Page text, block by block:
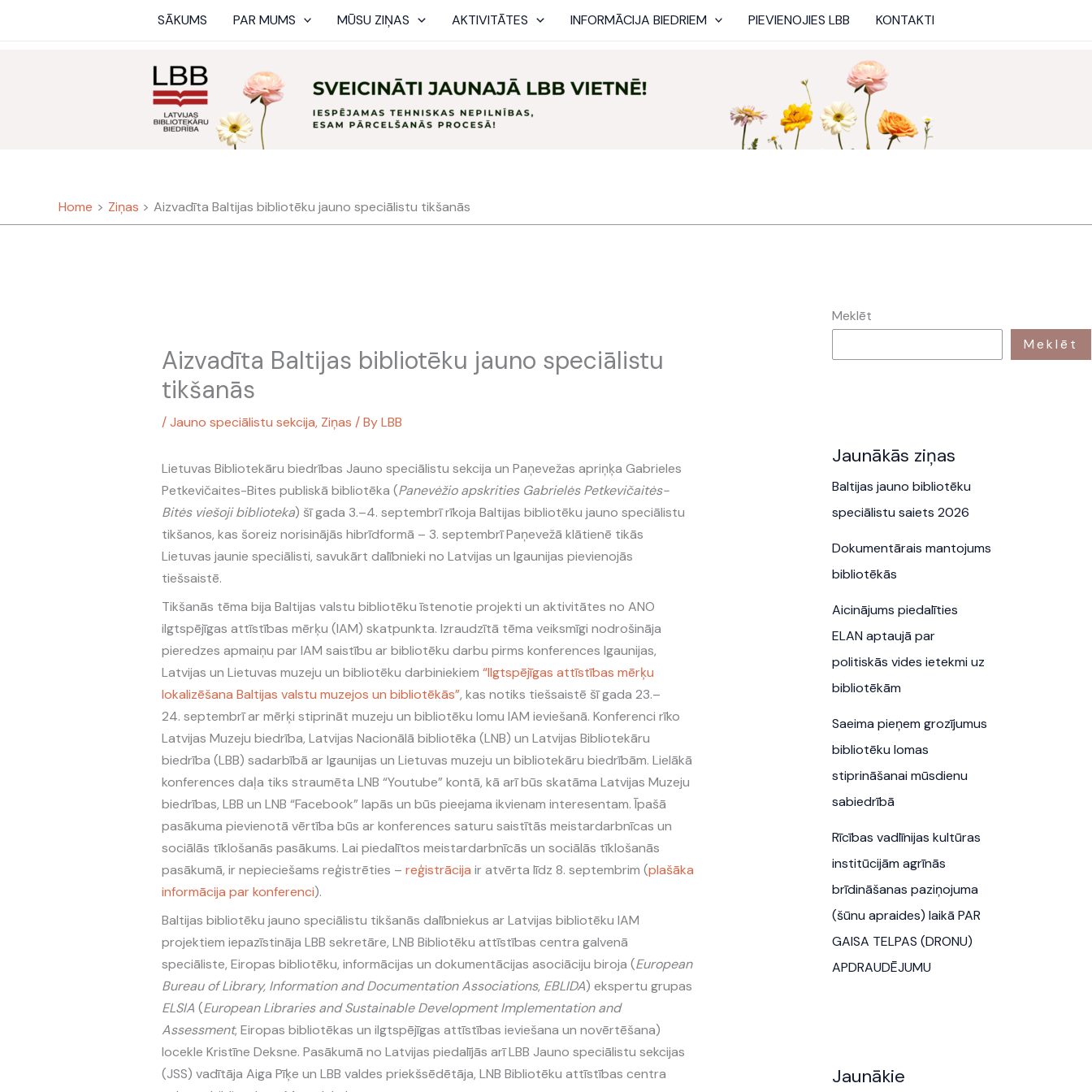
SĀKUMS PAR MUMS MŪSU ZIŅAS AKTIVITĀTES INFORMĀCIJA BIEDRIEM PIEVIENOJIES LBB KONTAKTI
Home Ziņas Aizvadīta Baltijas bibliotēku jauno speciālistu tikšanās
Aizvadīta Baltijas bibliotēku jauno speciālistu
tikšanās
/Jauno speciālistu sekcija, Ziņas / ByLBB
Lietuvas Bibliotekāru biedrības Jauno speciālistu sekcija un Paņevežas apriņķa Gabrieles
Petkevičaites-Bites publiskā bibliotēka (Panevėžio apskrities Gabrielės Petkevičaitės-
Bitės viešoji biblioteka) šī gada 3.–4. septembrī rīkoja Baltijas bibliotēku jauno speciālistu
tikšanos, kas šoreiz norisinājās hibrīdformā – 3. septembrī Paņevežā klātienē tikās
Lietuvas jaunie speciālisti, savukārt dalībnieki no Latvijas un Igaunijas pievienojās
tiešsaistē.
Tikšanās tēma bija Baltijas valstu bibliotēku īstenotie projekti un aktivitātes no ANO
ilgtspējīgas attīstības mērķu (IAM) skatpunkta. Izraudzītā tēma veiksmīgi nodrošināja
pieredzes apmaiņu par IAM saistību ar bibliotēku darbu pirms konferences Igaunijas,
Latvijas un Lietuvas muzeju un bibliotēku darbiniekiem “Ilgtspējīgas attīstības mērķu
lokalizēšana Baltijas valstu muzejos un bibliotēkās”, kas notiks tiešsaistē šī gada 23.–
24. septembrī ar mērķi stiprināt muzeju un bibliotēku lomu IAM ieviešanā. Konferenci rīko
Latvijas Muzeju biedrība, Latvijas Nacionālā bibliotēka (LNB) un Latvijas Bibliotekāru
biedrība (LBB) sadarbībā ar Igaunijas un Lietuvas muzeju un bibliotekāru biedrībām. Lielākā
konferences daļa tiks straumēta LNB “Youtube” kontā, kā arī būs skatāma Latvijas Muzeju
biedrības, LBB un LNB “Facebook” lapās un būs pieejama ikvienam interesentam. Īpašā
pasākuma pievienotā vērtība būs ar konferences saturu saistītās meistardarbnīcas un
sociālās tīklošanās pasākums. Lai piedalītos meistardarbnīcās un sociālās tīklošanās
pasākumā, ir nepieciešams reģistrēties – reģistrācija ir atvērta līdz 8. septembrim (plašāka
informācija par konferenci).
Baltijas bibliotēku jauno speciālistu tikšanās dalībniekus ar Latvijas bibliotēku IAM
projektiem iepazīstināja LBB sekretāre, LNB Bibliotēku attīstības centra galvenā
speciāliste, Eiropas bibliotēku, informācijas un dokumentācijas asociāciju biroja (European
Bureau of Library, Information and Documentation Associations, EBLIDA) ekspertu grupas
ELSIA (European Libraries and Sustainable Development Implementation and
Assessment, Eiropas bibliotēkas un ilgtspējīgas attīstības ieviešana un novērtēšana)
locekle Kristīne Deksne. Pasākumā no Latvijas piedalījās arī LBB Jauno speciālistu sekcijas
(JSS) vadītāja Aiga Pīķe un LBB valdes priekšsēdētāja, LNB Bibliotēku attīstības centra
Meklēt
Meklēt
Jaunākās ziņas
Baltijas jauno bibliotēku
speciālistu saiets 2026
Dokumentārais mantojums
bibliotēkās
Aicinājums piedalīties
ELAN aptaujā par
politiskās vides ietekmi uz
bibliotēkām
Saeima pieņem grozījumus
bibliotēku lomas
stiprināšanai mūsdienu
sabiedrībā
Rīcības vadlīnijas kultūras
institūcijām agrīnās
brīdināšanas paziņojuma
(šūnu apraides) laikā PAR
GAISA TELPAS (DRONU)
APDRAUDĒJUMU
Jaunākie